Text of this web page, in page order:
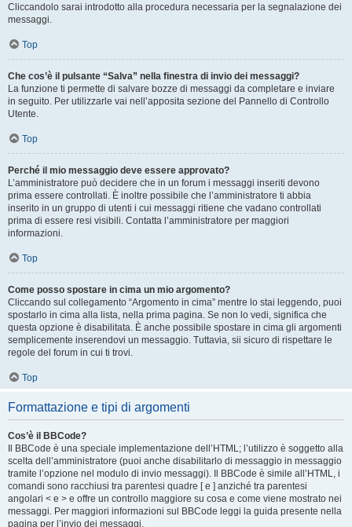
Cliccandolo sarai introdotto alla procedura necessaria per la segnalazione dei
messaggi.
Top
Che cos’è il pulsante “Salva” nella finestra di invio dei messaggi?
La funzione ti permette di salvare bozze di messaggi da completare e inviare
in seguito. Per utilizzarle vai nell’apposita sezione del Pannello di Controllo
Utente.
Top
Perché il mio messaggio deve essere approvato?
L’amministratore può decidere che in un forum i messaggi inseriti devono
prima essere controllati. È inoltre possibile che l’amministratore ti abbia
inserito in un gruppo di utenti i cui messaggi ritiene che vadano controllati
prima di essere resi visibili. Contatta l’amministratore per maggiori
informazioni.
Top
Come posso spostare in cima un mio argomento?
Cliccando sul collegamento “Argomento in cima” mentre lo stai leggendo, puoi
spostarlo in cima alla lista, nella prima pagina. Se non lo vedi, significa che
questa opzione è disabilitata. È anche possibile spostare in cima gli argomenti
semplicemente inserendovi un messaggio. Tuttavia, sii sicuro di rispettare le
regole del forum in cui ti trovi.
Top
Formattazione e tipi di argomenti
Cos’è il BBCode?
Il BBCode è una speciale implementazione dell’HTML; l’utilizzo è soggetto alla
scelta dell’amministratore (puoi anche disabilitarlo di messaggio in messaggio
tramite l’opzione nel modulo di invio messaggi). Il BBCode è simile all’HTML, i
comandi sono racchiusi tra parentesi quadre [ e ] anziché tra parentesi
angolari < e > e offre un controllo maggiore su cosa e come viene mostrato nei
messaggi. Per maggiori informazioni sul BBCode leggi la guida presente nella
pagina per l’invio dei messaggi.